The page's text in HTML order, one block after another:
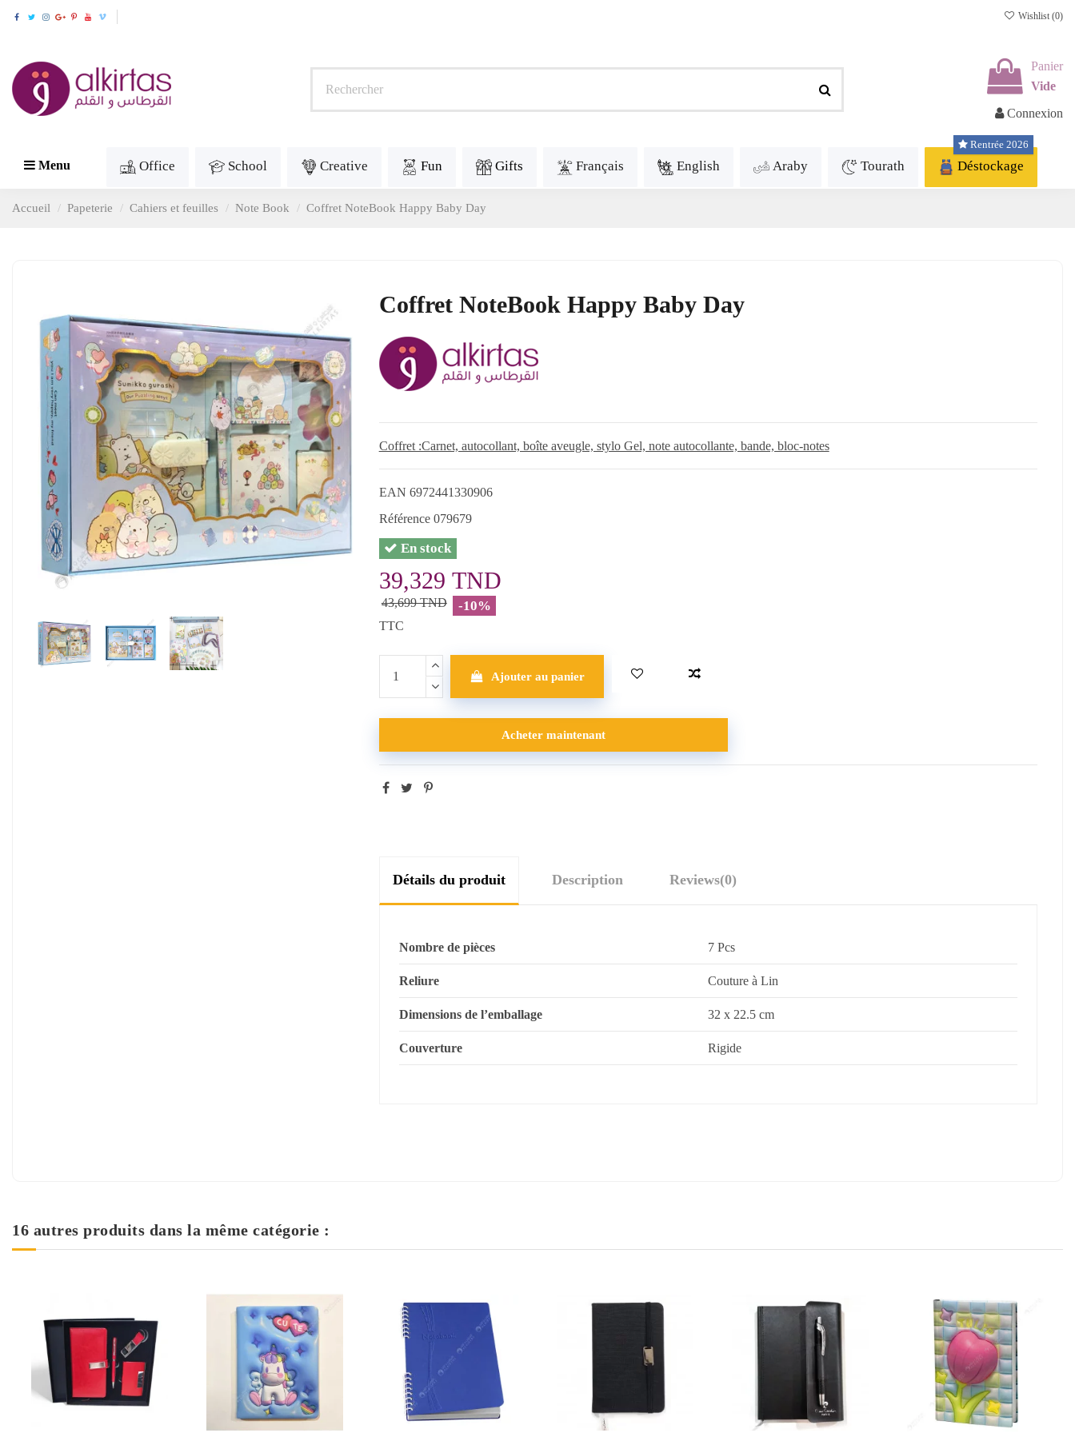
Wishlist (0)
Panier
Vide
Connexion
Menu Office School Creative Fun Gifts Français English Araby Tourath Déstockage
Rentrée 2026
Accueil Papeterie Cahiers et feuilles Note Book Coffret NoteBook Happy Baby Day
Coffret NoteBook Happy Baby Day
Coffret :Carnet, autocollant, boîte aveugle, stylo Gel, note autocollante, bande, bloc-notes
EAN 6972441330906
Référence 079679
En stock
39,329 TND
43,699 TND -10%
TTC
Ajouter au panier
Acheter maintenant
Détails du produit Description Reviews(0)
Nombre de pièces 7 Pcs
Reliure Couture à Lin
Dimensions de l’emballage 32 x 22.5 cm
Couverture Rigide
16 autres produits dans la même catégorie :